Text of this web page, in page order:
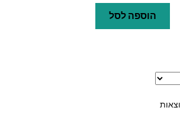
הוספה לסל
ממוין